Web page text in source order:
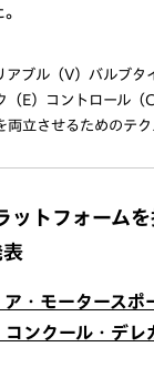
ブル（V）バルブタ
（E）コントロール（
立させるためのテク
ットフォーム
表
・モータースポ
コンクール・デレ